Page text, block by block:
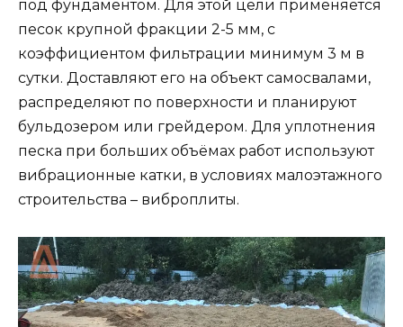
под фундаментом. Для этой цели применяется
песок крупной фракции 2-5 мм, с
коэффициентом фильтрации минимум 3 м в
сутки. Доставляют его на объект самосвалами,
распределяют по поверхности и планируют
бульдозером или грейдером. Для уплотнения
песка при больших объёмах работ используют
вибрационные катки, в условиях малоэтажного
строительства – виброплиты.